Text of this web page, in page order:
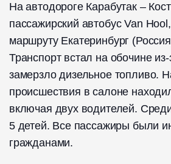
На автодороге Карабутак –
пассажирский автобус Van
маршруту Екатеринбург
Транспорт встал на обочине из-
замерзло дизельное топливо.
происшествия в салоне
включая двух водителей.
5 детей. Все пассажиры были
гражданами.